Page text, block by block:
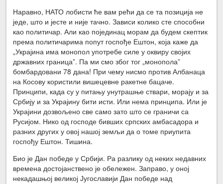
Наравно, НАТО лобисти ће вам рећи да се та позиција не
једе, што и јесте и није тачно. Зависи колико сте способни
као политичар. Али као појединац морам да будем скептик
према политичарима попут госпође Ештон, која каже да
„Украјина има монопол употребе силе у оквиру својих
државних граница”. Па ми смо због тог „монопола”
бомбардовани 78 дана! При чему нисмо против Албанаца
на Косову користили вишецевне ракетне бацаче.
Принципи, када су у питању унутрашње ствари, морају и за
Србију и за Украјину бити исти. Или нема принципа. Или је
Украјини дозвољено све само зато што се граничи са
Русијом. Нико од господе бивших српских амбасадора и
разних других у овој нашој земљи да о томе приупита
госпођу Ештон. Тишина.
Био је Дан победе у Србији. Ра разлику од неких недавних
времена достојанствено је обележен. Заправо, у оној
некадашњој великој Југославији Дан победе над